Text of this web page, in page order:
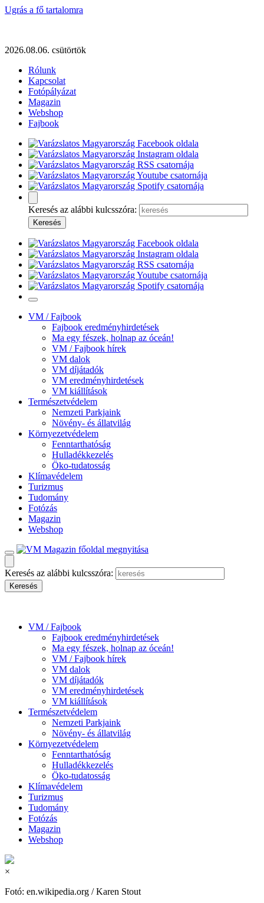
Ugrás a fő tartalomra
2026.08.06. csütörtök
Rólunk
Kapcsolat
Fotópályázat
Magazin
Webshop
Fajbook
Keresés az alábbi kulcsszóra:
VM / Fajbook
Fajbook eredményhirdetések
Ma egy fészek, holnap az óceán!
VM / Fajbook hírek
VM dalok
VM díjátadók
VM eredményhirdetések
VM kiállítások
Természetvédelem
Nemzeti Parkjaink
Növény- és állatvilág
Környezetvédelem
Fenntarthatóság
Hulladékkezelés
Öko-tudatosság
Klímavédelem
Turizmus
Tudomány
Fotózás
Magazin
Webshop
Keresés az alábbi kulcsszóra:
VM / Fajbook
Fajbook eredményhirdetések
Ma egy fészek, holnap az óceán!
VM / Fajbook hírek
VM dalok
VM díjátadók
VM eredményhirdetések
VM kiállítások
Természetvédelem
Nemzeti Parkjaink
Növény- és állatvilág
Környezetvédelem
Fenntarthatóság
Hulladékkezelés
Öko-tudatosság
Klímavédelem
Turizmus
Tudomány
Fotózás
Magazin
Webshop
×
Fotó: en.wikipedia.org / Karen Stout